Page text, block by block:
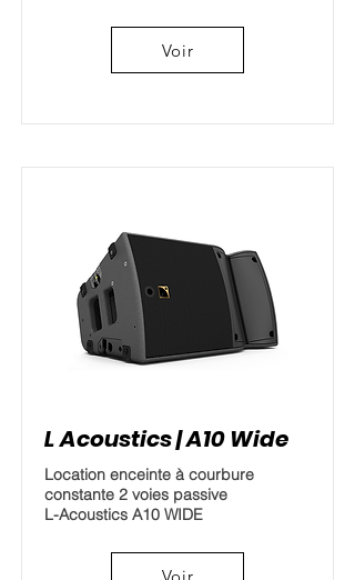
Voir
L Acoustics | A10 Wide
Location enceinte à courbure
constante 2 voies passive
L-Acoustics A10 WIDE
Voir